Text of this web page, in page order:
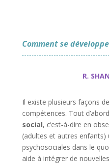
Comment se
R.
Il existe plusieurs façons
compétences. Tout
social, c’est-à-dire en
(adultes et autres
psychosociales dans le
aide à intégrer de